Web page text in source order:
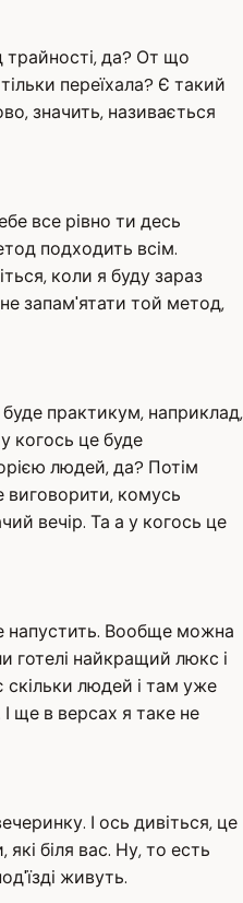
трайності, да? От що
переїхала? Є такий
значить, називається
все рівно ти десь
подходить всім.
коли я буду зараз
запам'ятати той метод,
практикум, наприклад,
когось це буде
людей, да? Потім
виговорити, комусь
вечір. Та а у когось це
Вообще можна
готелі найкращий люкс і
людей і там уже
ще в версах я таке не
І ось дивіться, це
біля вас. Ну, то есть
живуть.